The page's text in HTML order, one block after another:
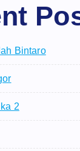
Bintaro
2